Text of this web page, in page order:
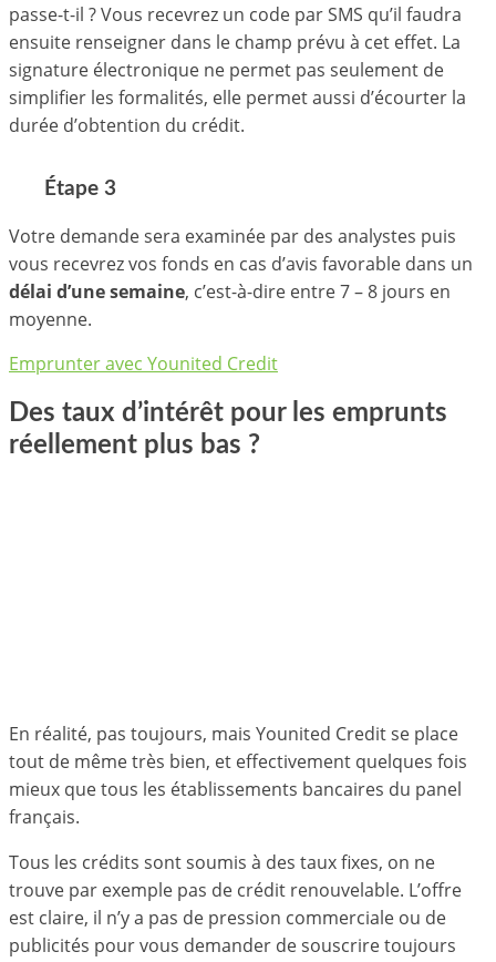
passe-t-il ? Vous recevrez un code par SMS qu’il faudra
ensuite renseigner dans le champ prévu à cet effet. La
signature électronique ne permet pas seulement de
simplifier les formalités, elle permet aussi d’écourter la
durée d’obtention du crédit.
Étape 3
Votre demande sera examinée par des analystes puis
vous recevrez vos fonds en cas d’avis favorable dans un
délai d’une semaine, c’est-à-dire entre 7 – 8 jours en
moyenne.
Emprunter avec Younited Credit
Des taux d’intérêt pour les emprunts
réellement plus bas ?
En réalité, pas toujours, mais Younited Credit se place
tout de même très bien, et effectivement quelques fois
mieux que tous les établissements bancaires du panel
français.
Tous les crédits sont soumis à des taux fixes, on ne
trouve par exemple pas de crédit renouvelable. L’offre
est claire, il n’y a pas de pression commerciale ou de
publicités pour vous demander de souscrire toujours